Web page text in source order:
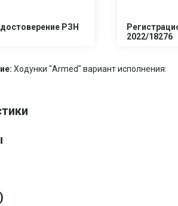
РЗН
2022/18276
Ходунки "Armed" вариант исполнения:
инвалидные Армед YU760 2 режима